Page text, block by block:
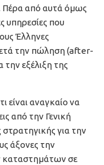
Πέρα από αυτά όμως
υπηρεσίες που
Έλληνες
την πώληση (after-
εξέλιξη της
είναι αναγκαίο να
από την Γενική
για την
άξονες την
σε